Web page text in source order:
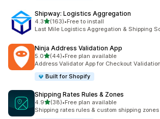
Shipway: Logistics Aggregation
4.35つ星中
(163)
合計レビュー数：163件
•Free to install
Last Mile Logistics Aggregation & Shipping
Ninja Address Validation App
5.05つ星中
(44)
合計レビュー数：44件
•Free plan available
Address Validator App for Checkout
Built for Shopify
Shipping Rates Rules & Zones
4.95つ星中
(38)
合計レビュー数：38件
•Free plan available
Shipping rates rules & custom shipping